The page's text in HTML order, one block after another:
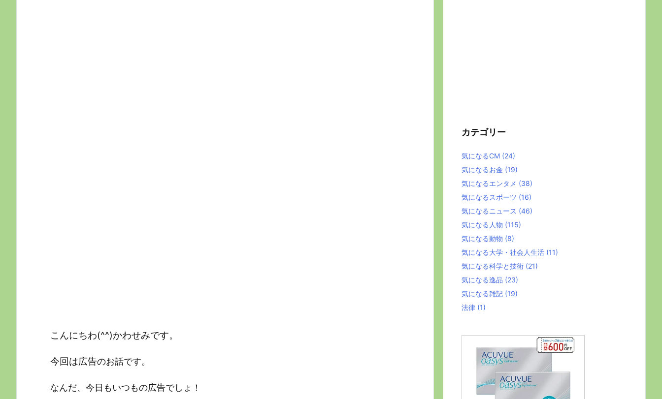
こんにちわ(^^)かわせみです。
今回は広告のお話です。
なんだ、今日もいつもの広告でしょ！
カテゴリー
気になるCM (24)
気になるお金 (19)
気になるエンタメ (38)
気になるスポーツ (16)
気になるニュース (46)
気になる人物 (115)
気になる動物 (8)
気になる大学・社会人生活 (11)
気になる科学と技術 (21)
気になる逸品 (23)
気になる雑記 (19)
法律 (1)